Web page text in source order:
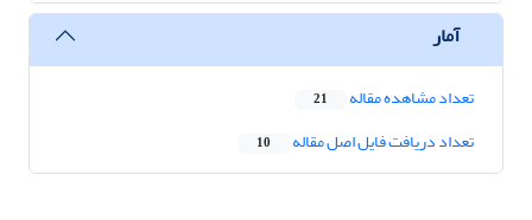
آمار
تعداد مشاهده مقاله 21
تعداد دریافت فایل اصل مقاله 10